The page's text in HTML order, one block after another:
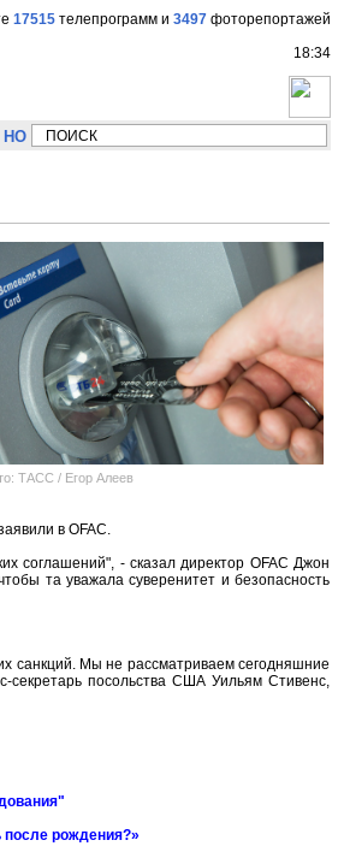
17515 телепрограмм и 3497 фоторепортажей
18:34
НОВОСТИ: Сергей Цыпляев "Мир как никогда
ТАСС / Егор Алеев
в OFAC.
соглашений", - сказал директор OFAC Джон
та уважала суверенитет и безопасность
санкций. Мы не рассматриваем сегодняшние
секретарь посольства США Уильям Стивенс,
после рождения?»